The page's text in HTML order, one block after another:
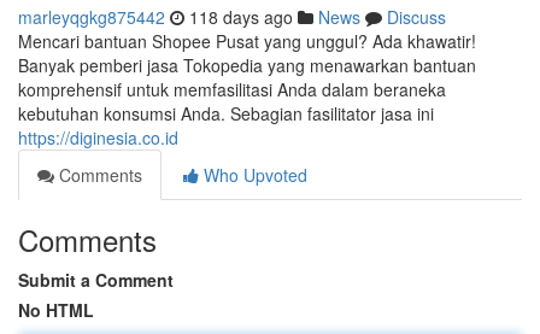
marleyqgkg875442 118 days ago News
Discuss
Mencari bantuan Shopee Pusat yang unggul? Ada khawatir!
Banyak pemberi jasa Tokopedia yang menawarkan bantuan
komprehensif untuk memfasilitasi Anda dalam beraneka
kebutuhan konsumsi Anda. Sebagian fasilitator jasa ini
https://diginesia.co.id
Comments
Who Upvoted
Comments
Submit a Comment
No HTML